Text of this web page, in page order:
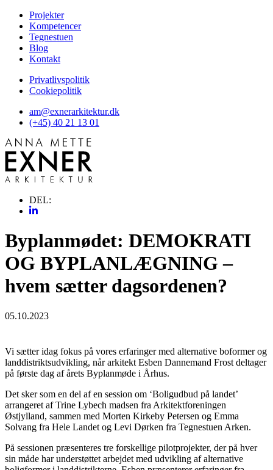
Projekter
Kompetencer
Tegnestuen
Blog
Kontakt
Privatlivspolitik
Cookiepolitik
am@exnerarkitektur.dk
(+45) 40 21 13 01
DEL:
Byplanmødet: DEMOKRATI
OG BYPLANLÆGNING –
hvem sætter dagsordenen?
05.10.2023
Vi sætter idag fokus på vores erfaringer med alternative boformer og
landdistriktsudvikling, når arkitekt Esben Dannemand Frost deltager
på første dag af årets Byplanmøde i Århus.
Det sker som en del af en session om ‘Boligudbud på landet’
arrangeret af Trine Lybech madsen fra Arkitektforeningen
Østjylland, sammen med Morten Kirkeby Petersen og Emma
Solvang fra Hele Landet og Levi Dørken fra Tegnestuen Arken.
På sessionen præsenteres tre forskellige pilotprojekter, der på hver
sin måde har understøttet arbejdet med udvikling af alternative